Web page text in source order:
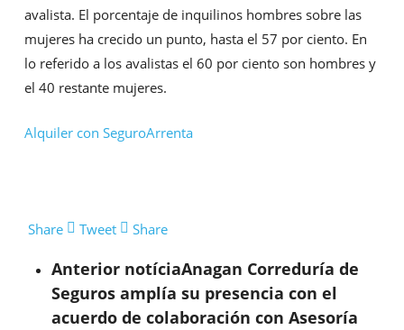
avalista. El porcentaje de inquilinos hombres sobre las
mujeres ha crecido un punto, hasta el 57 por ciento. En
lo referido a los avalistas el 60 por ciento son hombres y
el 40 restante mujeres.
Alquiler con SeguroArrenta
Share Tweet Share
Anterior notíciaAnagan Correduría de
Seguros amplía su presencia con el
acuerdo de colaboración con Asesoría